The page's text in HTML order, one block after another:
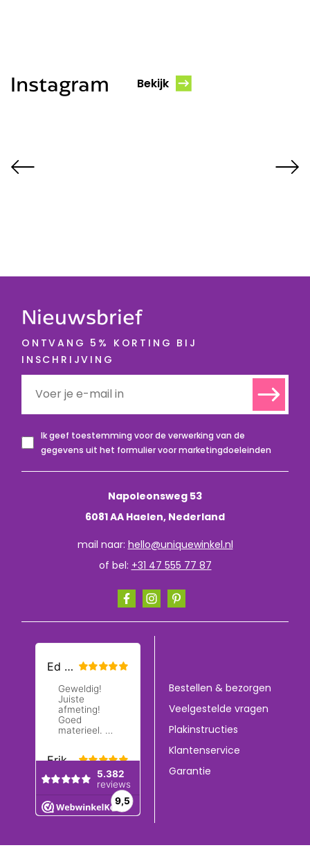
Instagram Bekijk
Napoleonsweg 53
6081 AA Haelen, Nederland
mail naar: hello@uniquewinkel.nl
of bel: +31 47 555 77 87
Bestellen & bezorgen
Veelgestelde vragen
Plakinstructies
Klantenservice
Garantie
Nieuwsbrief
ONTVANG 5% KORTING BIJ
INSCHRIJVING
Ik geef toestemming voor de verwerking van de
gegevens uit het formulier voor marketingdoeleinden